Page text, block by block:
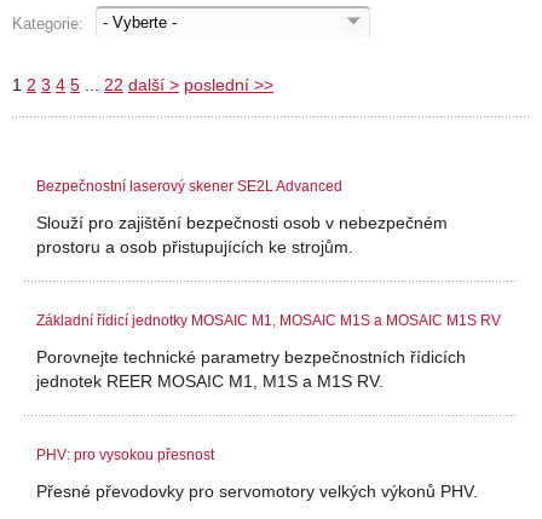
Kategorie:
1 2 3 4 5 22 další > poslední >>
Bezpečnostní laserový skener SE2L Advanced
Slouží pro zajištění bezpečnosti osob v nebezpečném
prostoru a osob přistupujících ke strojům.
Základní řídicí jednotky MOSAIC M1, MOSAIC M1S a MOSAIC M1S RV
Porovnejte technické parametry bezpečnostních řídicích
jednotek REER MOSAIC M1, M1S a M1S RV.
PHV: pro vysokou přesnost
Přesné převodovky pro servomotory velkých výkonů PHV.